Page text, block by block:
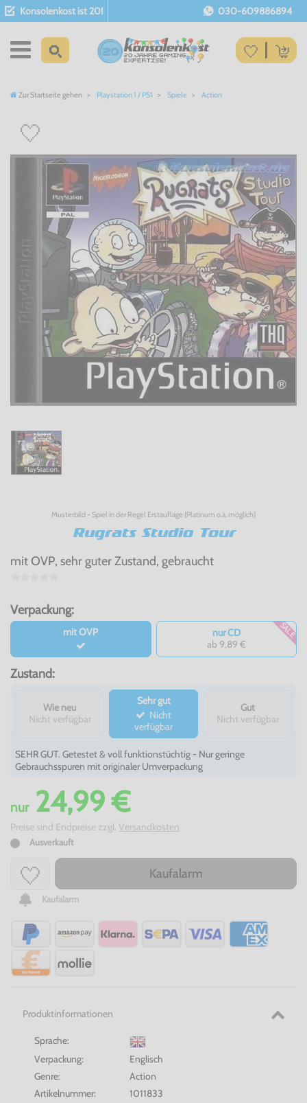
Konsolenkost ist 20! 030-609886894
Zur Startseite gehen Playstation 1 / PS1 Spiele Action
Musterbild - Spiel in der Regel Erstauflage (Platinum o.ä. möglich)
Rugrats Studio Tour
mit OVP, sehr guter Zustand, gebraucht
Verpackung:
mit OVP
nur CD
ab 9,89 €
SALE
Zustand:
Wie neu
Nicht verfügbar
Sehr gut
verfügbar
Gut
Nicht verfügbar
SEHR GUT. Getestet & voll funktionstüchtig - Nur geringe
Gebrauchsspuren mit originaler Umverpackung
nur24,99 €
Preise sind Endpreise zzgl. Versandkosten
Ausverkauft
Kaufalarm
Kaufalarm
Produktinformationen
Sprache:
Verpackung:
Englisch
Genre:
Action
Artikelnummer:
1011833